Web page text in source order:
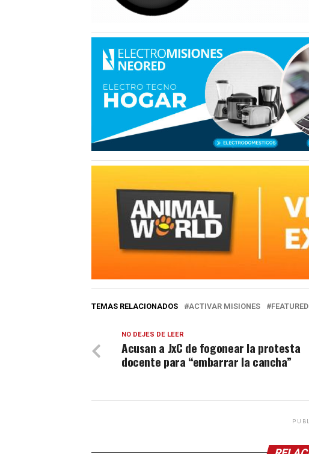
TEMAS RELACIONADOS ACTIVAR MISIONES FEATURED
NO DEJES DE LEER
Acusan a JxC de fogonear la protesta
docente para “embarrar la cancha”